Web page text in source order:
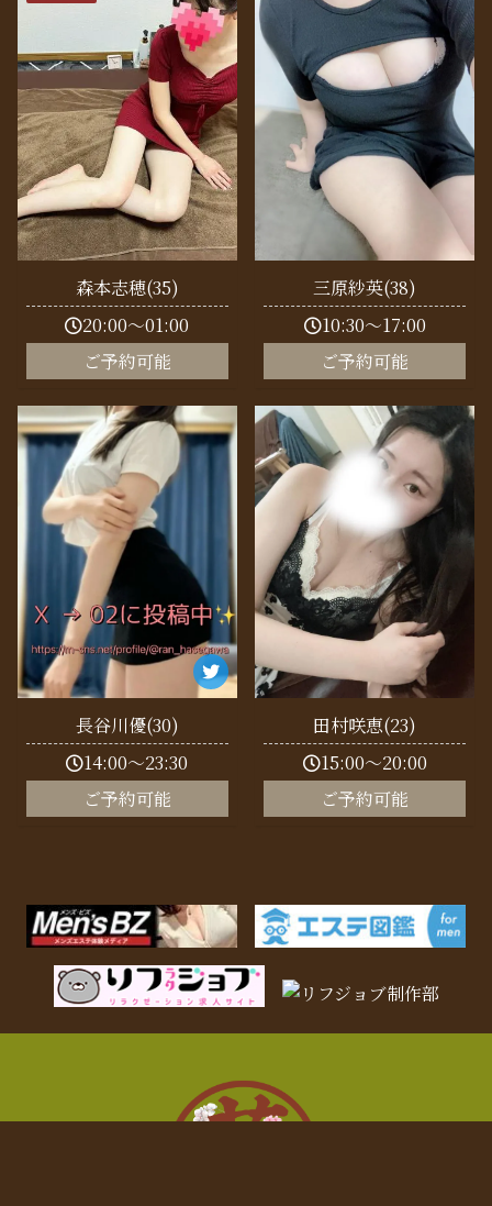
森本志穂(35)
20:00～01:00
ご予約可能
三原紗英(38)
10:30～17:00
ご予約可能
長谷川優(30)
14:00～23:30
ご予約可能
田村咲恵(23)
15:00～20:00
ご予約可能